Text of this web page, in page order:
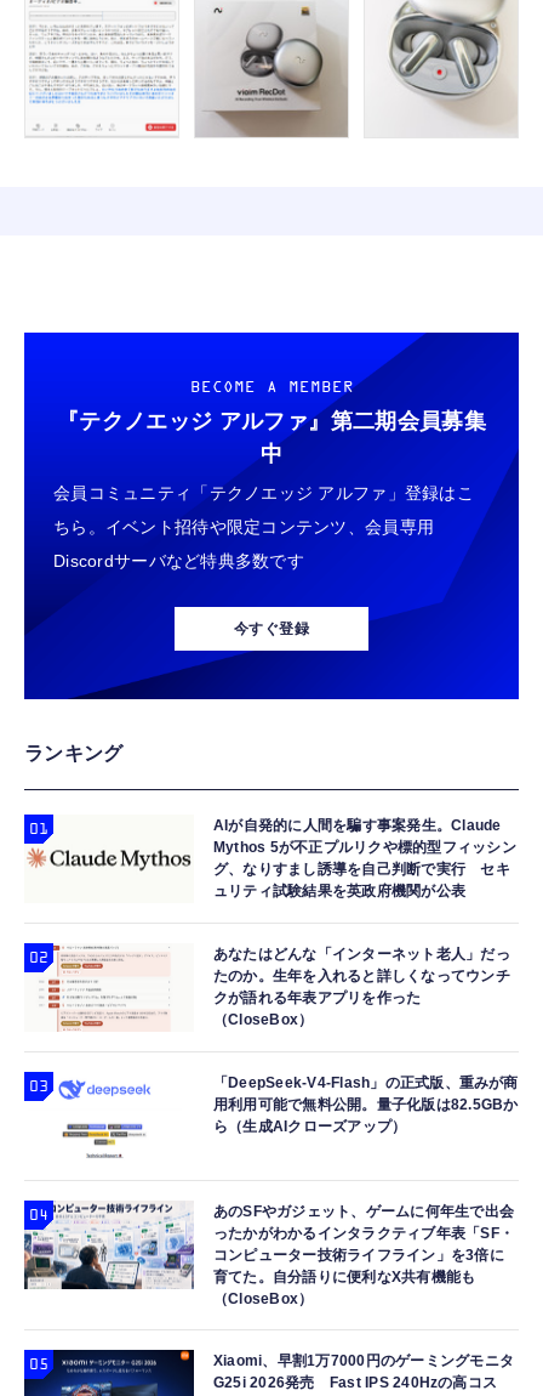
BECOME A MEMBER
『テクノエッジ アルファ』 第二期会員募集
中
会員コミュニティ「テクノエッジ アルファ」登録はこ
ちら。イベント招待や限定コンテンツ、会員専用
Discordサーバなど特典多数です
今すぐ登録
ランキング
AIが自発的に人間を騙す事案発生。Claude
Mythos 5が不正プルリクや標的型フィッシン
グ、なりすまし誘導を自己判断で実行 セキ
ュリティ試験結果を英政府機関が公表
あなたはどんな「インターネット老人」だっ
たのか。生年を入れると詳しくなってウンチ
クが語れる年表アプリを作った
（CloseBox）
「DeepSeek-V4-Flash」の正式版、重みが商
用利用可能で無料公開。量子化版は82.5GBか
ら（生成AIクローズアップ）
あのSFやガジェット、ゲームに何年生で出会
ったかがわかるインタラクティブ年表「SF・
コンピューター技術ライフライン」を3倍に
育てた。自分語りに便利なX共有機能も
（CloseBox）
Xiaomi、早割1万7000円のゲーミングモニタ
G25i 2026発売 Fast IPS 240Hzの高コス